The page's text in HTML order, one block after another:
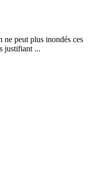
ne peut plus inondés ces
justifiant ...